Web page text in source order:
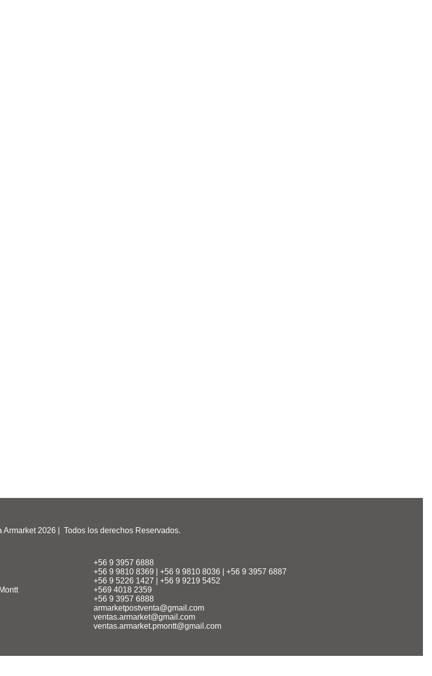
Armarket 2026 | Todos los derechos Reservados.
+56 9 3957 6888
+56 9 9810 8369 | +56 9 9810 8036 | +56 9 3957 6887
+56 9 5226 1427 | +56 9 9219 5452
+569 4018 2359
+56 9 3957 6888
armarketpostventa@gmail.com
ventas.armarket@gmail.com
ventas.armarket.pmontt@gmail.com